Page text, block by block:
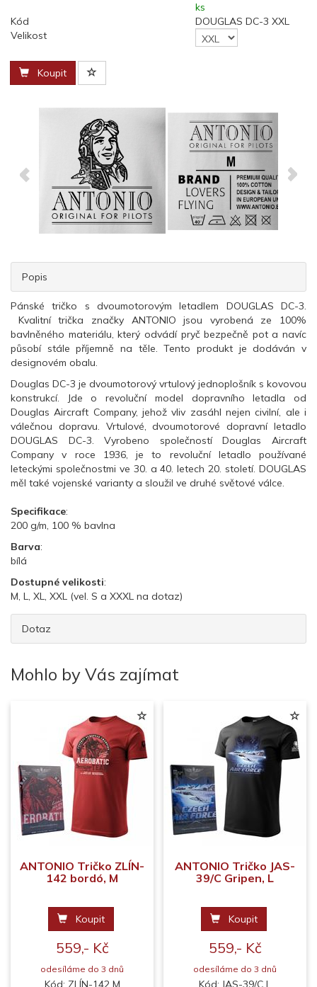
ks
Kód
DOUGLAS DC-3 XXL
Velikost
Koupit
Popis
Pánské tričko s dvoumotorovým letadlem DOUGLAS DC-3.
Kvalitní trička značky ANTONIO jsou vyrobená ze 100%
bavlněného materiálu, který odvádí pryč bezpečně pot a navíc
působí stále příjemně na těle. Tento produkt je dodáván v
designovém obalu.
Douglas DC-3 je dvoumotorový vrtulový jednoplošník s kovovou
konstrukcí. Jde o revoluční model dopravního letadla od
Douglas Aircraft Company, jehož vliv zasáhl nejen civilní, ale i
válečnou dopravu. Vrtulové, dvoumotorové dopravní letadlo
DOUGLAS DC-3. Vyrobeno společností Douglas Aircraft
Company v roce 1936, je to revoluční letadlo používané
leteckými společnostmi ve 30. a 40. letech 20. století. DOUGLAS
měl také vojenské varianty a sloužil ve druhé světové válce.
Specifikace:
200 g/m, 100 % bavlna
Barva:
bílá
Dostupné velikosti:
M, L, XL, XXL (vel. S a XXXL na dotaz)
Dotaz
Mohlo by Vás zajímat
ANTONIO Tričko ZLÍN-
142 bordó, M
Koupit
559,- Kč
odesíláme do 3 dnů
Kód: ZLÍN-142 M
ANTONIO Tričko JAS-
39/C Gripen, L
Koupit
559,- Kč
odesíláme do 3 dnů
Kód: JAS-39/C L